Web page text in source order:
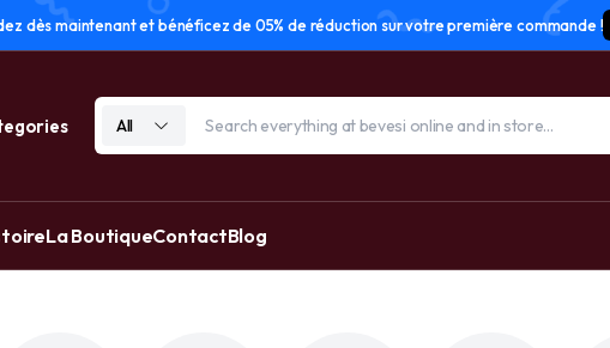
dès maintenant et bénéficez de 05% de réduction sur votre première commande !
All
La BoutiqueContactBlog